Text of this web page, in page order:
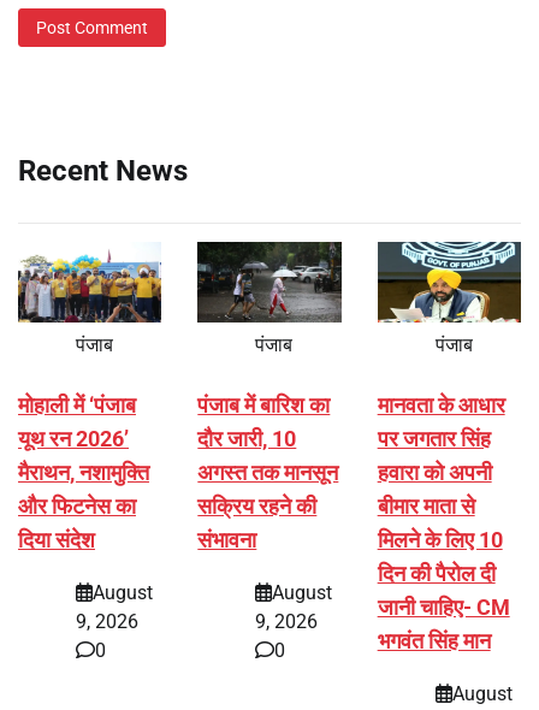
Recent News
पंजाब
मोहाली में ‘पंजाब
यूथ रन 2026’
मैराथन, नशामुक्ति
और फिटनेस का
दिया संदेश
August
9, 2026
0
पंजाब
पंजाब में बारिश का
दौर जारी, 10
अगस्त तक मानसून
सक्रिय रहने की
संभावना
August
9, 2026
0
पंजाब
मानवता के आधार
पर जगतार सिंह
हवारा को अपनी
बीमार माता से
मिलने के लिए 10
दिन की पैरोल दी
जानी चाहिए- CM
भगवंत सिंह मान
August